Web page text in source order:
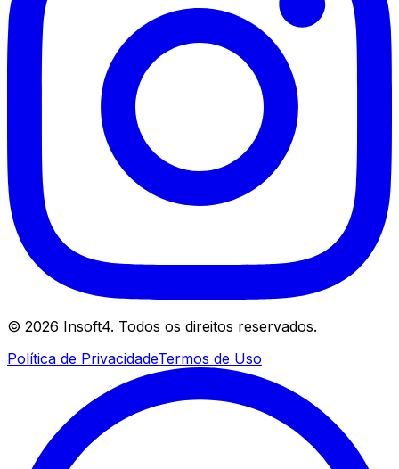
© 2026 Insoft4. Todos os direitos reservados.
Política de PrivacidadeTermos de Uso